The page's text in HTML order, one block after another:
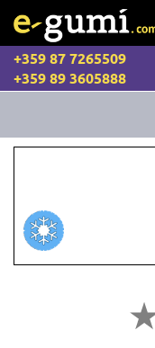
+359 87 7265509
+359 89 3605888